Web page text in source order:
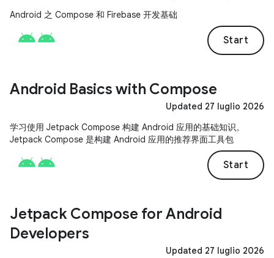
Android 之 Compose 和 Firebase 开发基础
Start
Android Basics with Compose
Updated 27 luglio 2026
学习使用 Jetpack Compose 构建 Android 应用的基础知识。
Jetpack Compose 是构建 Android 应用的推荐界面工具包
Start
Jetpack Compose for Android
Developers
Updated 27 luglio 2026